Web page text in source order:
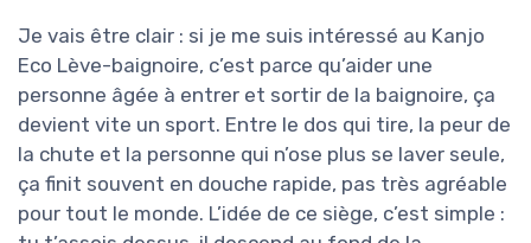
Je vais être clair : si je me suis intéressé au Kanjo
Eco Lève-baignoire, c’est parce qu’aider une
personne âgée à entrer et sortir de la baignoire, ça
devient vite un sport. Entre le dos qui tire, la peur de
la chute et la personne qui n’ose plus se laver seule,
ça finit souvent en douche rapide, pas très agréable
pour tout le monde. L’idée de ce siège, c’est simple :